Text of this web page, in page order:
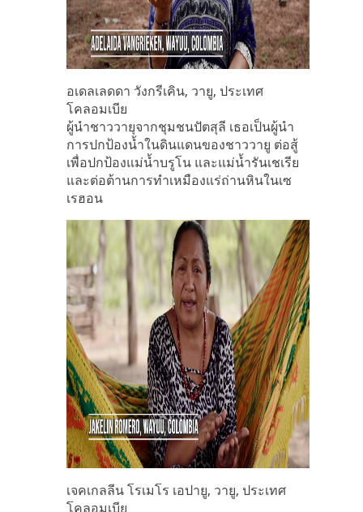
อเดลเลดดา วังกรีเคิน, วายู, ประเทศ
โคลอมเบีย
ผู้นำชาววายุจากชุมชนปัตสุลี เธอเป็นผู้นำ
การปกป้องน้ำในดินแดนของชาววายู ต่อสู้
เพื่อปกป้องแม่น้ำบรูโน และแม่น้ำรันเชเรีย
และต่อต้านการทำเหมืองแร่ถ่านหินในเซ
เรฮอน
เจคเกลลีน โรเมโร เอปายู, วายู, ประเทศ
โคลอมเบีย